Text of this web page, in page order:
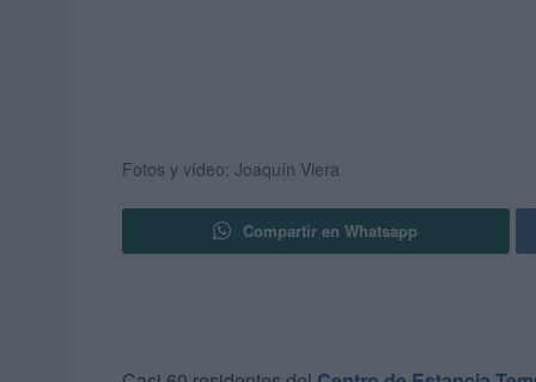
Fotos y vídeo: Joaquín Viera
Compartir en Whatsapp